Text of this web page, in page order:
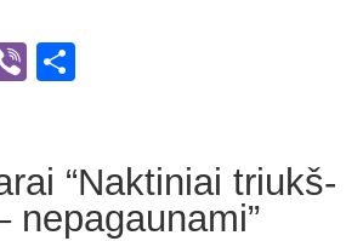
Viber
“Nak­ti­niai triukš­
ne­pa­gau­na­mi”